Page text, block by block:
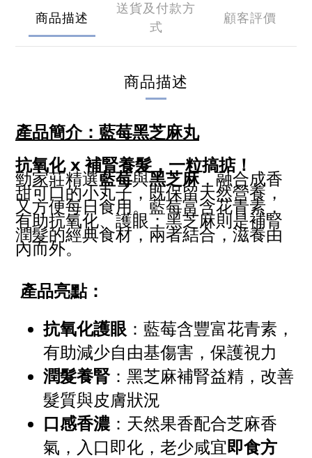
商品描述
送貨及付款方
式
顧客評價
商品描述
產品簡介： 藍莓黑芝麻丸
抗氧化 x 補腎養髮，一粒搞掂！
勁家莊精選藍莓與黑芝麻，融合成香
甜可口的小丸子，既保留天然營養，
又方便每日食用。藍莓富含花青素，
有助抗氧化、護眼；黑芝麻則是補腎
潤髮的經典食材，兩者結合，滋養由
內而外。
產品亮點：
抗氧化護眼 ：藍莓含豐富花青素，
有助減少自由基傷害，保護視力
潤髮養腎：黑芝麻補腎益精，改善
髮質與皮膚狀況
口感香濃 ：天然果香配合芝麻香
氣，入口即化，老少咸宜即食方